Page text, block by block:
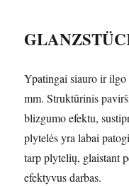
Ypatingai siauro ir
mm. Struktūrinis
blizgumo efektu,
plytelės yra labai
tarp plytelių, glaistant
efektyvus darbas.